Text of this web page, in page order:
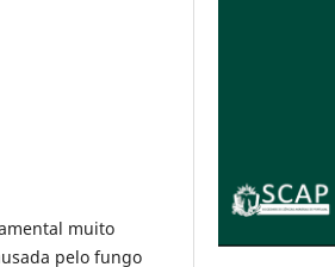
muito
pelo fungo